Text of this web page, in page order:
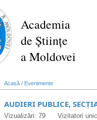
Academia
de Științe
a Moldovei
Acasă / Evenimente
AUDIERI PUBLICE,
Vizualizări: 79 Vizitatori